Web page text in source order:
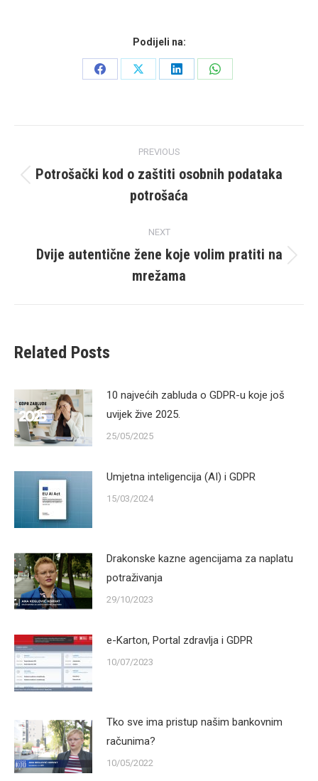
Podijeli na:
Share
Share
Share
Share
navigation
PREVIOUS
Previous
post:
Potrošački kod o zaštiti osobnih podataka
potrošaća
NEXT
Next
post:
Dvije autentične žene koje volim pratiti na
mrežama
Related Posts
10 najvećih zabluda o GDPR-u koje još
uvijek žive 2025.
25/05/2025
Umjetna inteligencija (AI) i GDPR
15/03/2024
Drakonske kazne agencijama za naplatu
potraživanja
29/10/2023
e-Karton, Portal zdravlja i GDPR
10/07/2023
Tko sve ima pristup našim bankovnim
računima?
10/05/2022